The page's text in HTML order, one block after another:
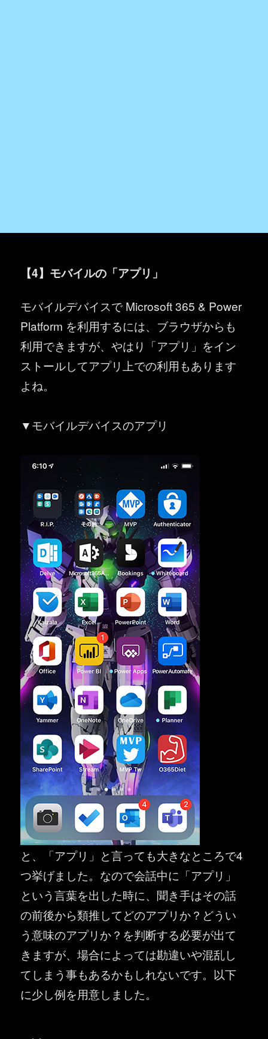
【4】モバイルの「アプリ」
モバイルデバイスで Microsoft 365 & Power
Platform を利用するには、ブラウザからも
利用できますが、やはり「アプリ」をイン
ストールしてアプリ上での利用もあります
よね。
▼モバイルデバイスのアプリ
と、「アプリ」と言っても大きなところで4
つ挙げました。なので会話中に「アプリ」
という言葉を出した時に、聞き手はその話
の前後から類推してどのアプリか？どうい
う意味のアプリか？を判断する必要が出て
きますが、場合によっては勘違いや混乱し
てしまう事もあるかもしれないです。以下
に少し例を用意しました。